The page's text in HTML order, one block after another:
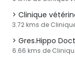
Clinique
3.72 kms de
Gres.Hippo
6.66 kms de